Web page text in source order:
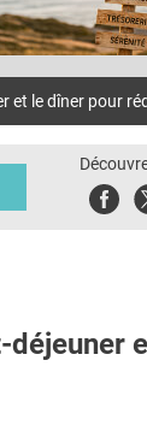
et le dîner pour